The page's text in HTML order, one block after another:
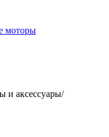
моторы
и аксессуары/